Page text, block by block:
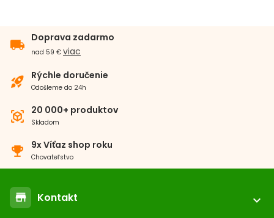
Rádiové oplotenie
Búdy
Chovateľské vysávače THOMAS
local_shipping
Doprava zadarmo
nad 59 € viac
rocket_launch Rýchle doručenie
Odošleme do 24h
view_in_ar 20 000+ produktov
Skladom
emoji_events 9x Víťaz shop roku
Chovateľstvo
store Kontakt
expand_more